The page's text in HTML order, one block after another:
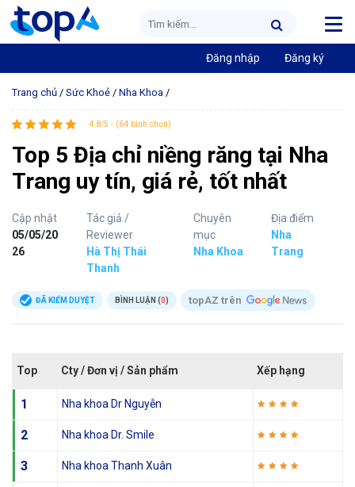
Đăng nhập Đăng ký
Trang chủ / Sức Khoẻ / Nha Khoa /
4.8/5 - (64 bình chọn)
Top 5 Địa chỉ niềng răng tại Nha
Trang uy tín, giá rẻ, tốt nhất
Cập nhật
05/05/20
26
Tác giả /
Reviewer
Hà Thị Thái
Thanh
Chuyên
mục
Nha Khoa
Địa điểm
Nha
Trang
ĐÃ KIỂM DUYỆT BÌNH LUẬN (0) topAZ trên
Top Cty / Đơn vị / Sản phẩm Xếp hạng
1 Nha khoa Dr Nguyễn
2 Nha khoa Dr. Smile
3 Nha khoa Thanh Xuân